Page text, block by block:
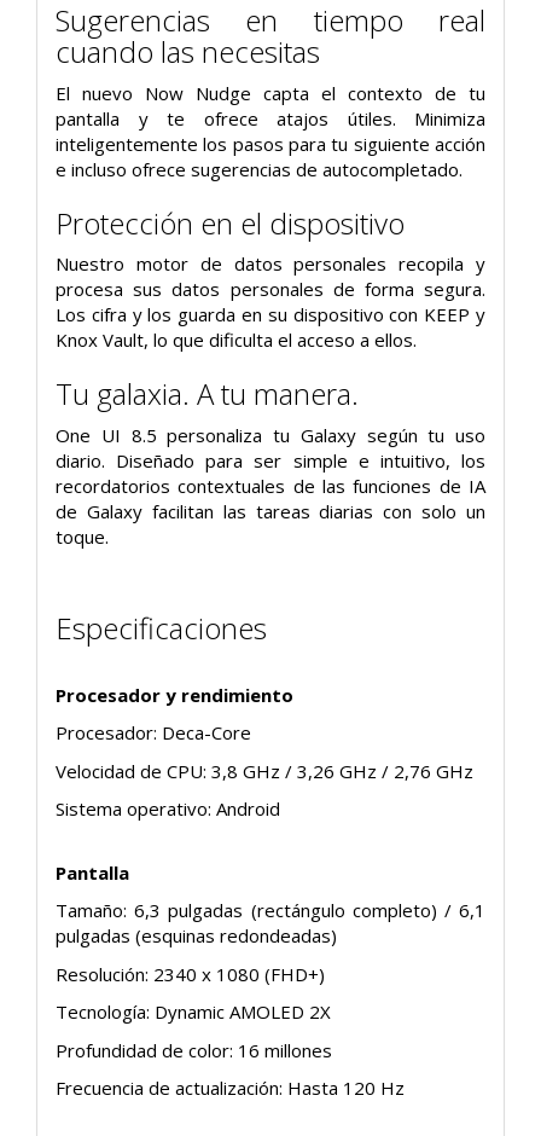
Sugerencias en tiempo real
cuando las necesitas
El nuevo Now Nudge capta el contexto de tu
pantalla y te ofrece atajos útiles. Minimiza
inteligentemente los pasos para tu siguiente acción
e incluso ofrece sugerencias de autocompletado.
Protección en el dispositivo
Nuestro motor de datos personales recopila y
procesa sus datos personales de forma segura.
Los cifra y los guarda en su dispositivo con KEEP y
Knox Vault, lo que dificulta el acceso a ellos.
Tu galaxia. A tu manera.
One UI 8.5 personaliza tu Galaxy según tu uso
diario. Diseñado para ser simple e intuitivo, los
recordatorios contextuales de las funciones de IA
de Galaxy facilitan las tareas diarias con solo un
toque.
Especificaciones
Procesador y rendimiento
Procesador: Deca-Core
Velocidad de CPU: 3,8 GHz / 3,26 GHz / 2,76 GHz
Sistema operativo: Android
Pantalla
Tamaño: 6,3 pulgadas (rectángulo completo) / 6,1
pulgadas (esquinas redondeadas)
Resolución: 2340 x 1080 (FHD+)
Tecnología: Dynamic AMOLED 2X
Profundidad de color: 16 millones
Frecuencia de actualización: Hasta 120 Hz